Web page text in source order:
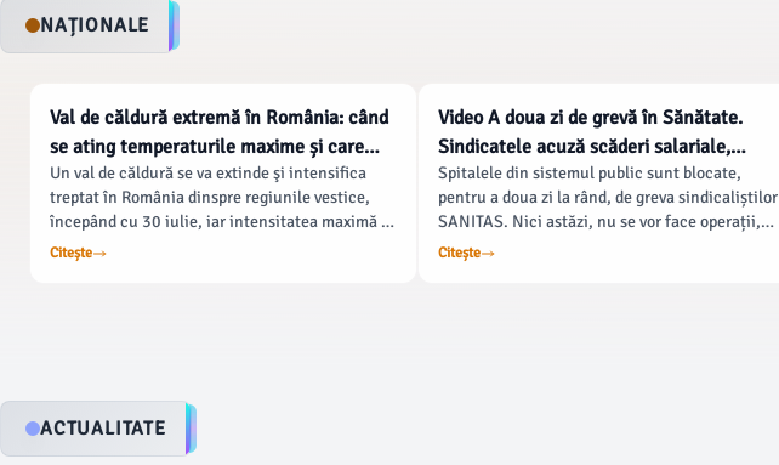
according to reporting from The Oregonian’s
Alissa Gary and other outlets.
NAȚIONALE
NATIONALE
Val de căldură extremă în România: când
se ating temperaturile maxime și care
sunt regiunile cele mai afectate
Un val de căldură se va extinde şi intensifica
treptat în România dinspre regiunile vestice,
începând cu 30 iulie, iar intensitatea maximă a
acestuia urmează să se atingă cel mai probabil
probabil în perioada 3 - 6 august.
Citește
NATIONALE
Video A doua zi de grevă în Sănătate.
Sindicatele acuză scăderi salariale,
Bolojan spune că protestul „s-a bazat pe
minciună și dezinformare”
Spitalele din sistemul public sunt blocate,
pentru a doua zi la rând, de greva sindicaliștilor
SANITAS. Nici astăzi, nu se vor face operații,
internările vor fi amânate, iar medicii vor primi
Citește
ACTUALITATE